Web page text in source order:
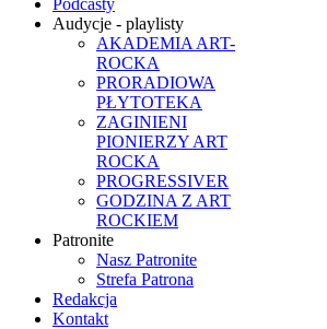
Podcasty
Audycje - playlisty
AKADEMIA ART-
ROCKA
PRORADIOWA
PŁYTOTEKA
ZAGINIENI
PIONIERZY ART
ROCKA
PROGRESSIVER
GODZINA Z ART
ROCKIEM
Patronite
Nasz Patronite
Strefa Patrona
Redakcja
Kontakt